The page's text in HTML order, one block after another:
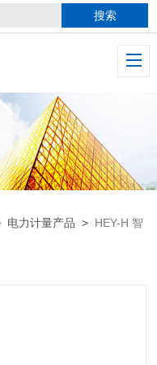
电力计量产品 > HEY-H 智